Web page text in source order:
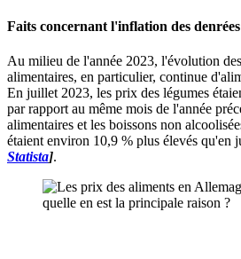
Faits concernant l'inflation des
Au milieu de l'année 2023, l'évolution
alimentaires, en particulier, continue
En juillet 2023, les prix des légumes
par rapport au même mois de l'année
alimentaires et les boissons non
étaient environ 10,9 % plus élevés qu'en
Statista].